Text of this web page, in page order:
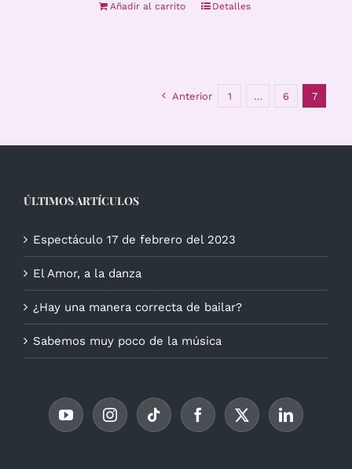
Añadir al carrito Detalles
Anterior 1 … 6 7
ÚLTIMOS ARTÍCULOS
Espectáculo 17 de febrero del 2023
El Amor, a la danza
¿Hay una manera correcta de bailar?
Sabemos muy poco de la música